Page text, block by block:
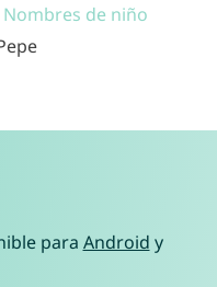
Nombres de niño
para Android y